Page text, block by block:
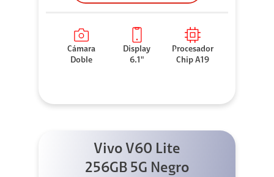
Cámara
Doble
Display
6.1"
Procesador
Chip A19
Vivo V60 Lite
256GB 5G Negro